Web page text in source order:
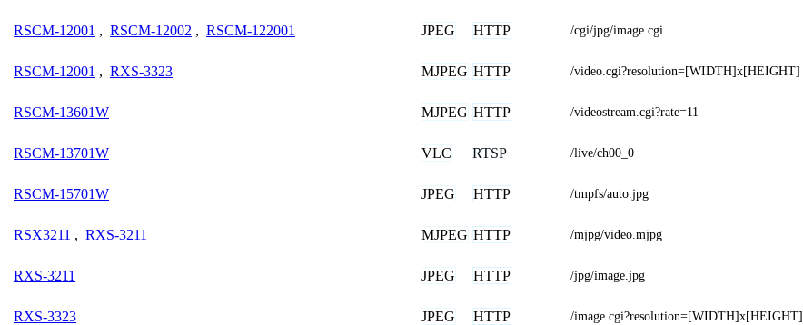
RSCM-12001 , RSCM-12002 , RSCM-122001 JPEG HTTP /cgi/jpg/image.cgi
RSCM-12001 , RXS-3323 MJPEG HTTP /video.cgi?resolution=[WIDTH]x[HEIGHT]
RSCM-13601W MJPEG HTTP /videostream.cgi?rate=11
RSCM-13701W VLC RTSP /live/ch00_0
RSCM-15701W JPEG HTTP /tmpfs/auto.jpg
RSX3211 , RXS-3211 MJPEG HTTP /mjpg/video.mjpg
RXS-3211 JPEG HTTP /jpg/image.jpg
RXS-3323 JPEG HTTP /image.cgi?resolution=[WIDTH]x[HEIGHT]